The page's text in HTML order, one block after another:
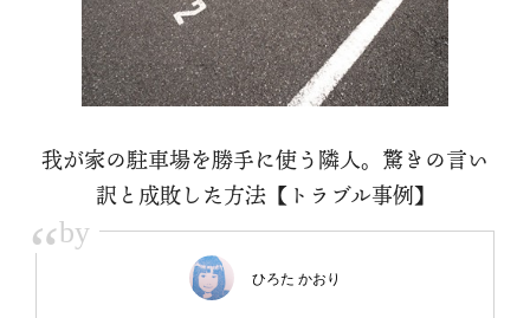
我が家の駐車場を勝手に使う隣人。驚きの言い
訳と成敗した方法【トラブル事例】
“by
ひろた かおり